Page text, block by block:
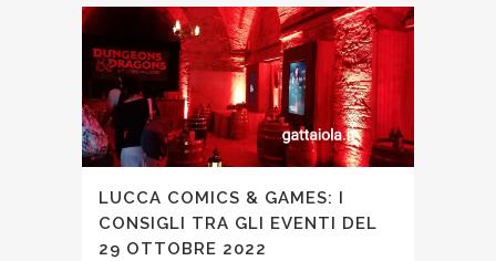
LUCCA COMICS & GAMES: I
CONSIGLI TRA GLI EVENTI DEL
29 OTTOBRE 2022